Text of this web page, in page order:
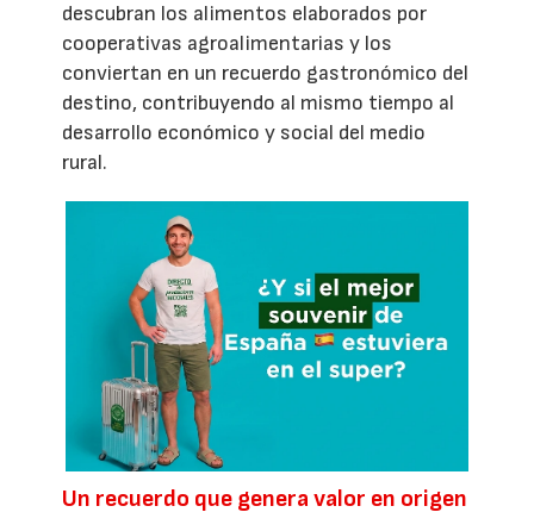
descubran los alimentos elaborados por
cooperativas agroalimentarias y los
conviertan en un recuerdo gastronómico del
destino, contribuyendo al mismo tiempo al
desarrollo económico y social del medio
rural.
Un recuerdo que genera valor en origen